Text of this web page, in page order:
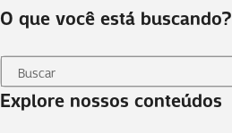
O que você está buscando?
Explore nossos conteúdos